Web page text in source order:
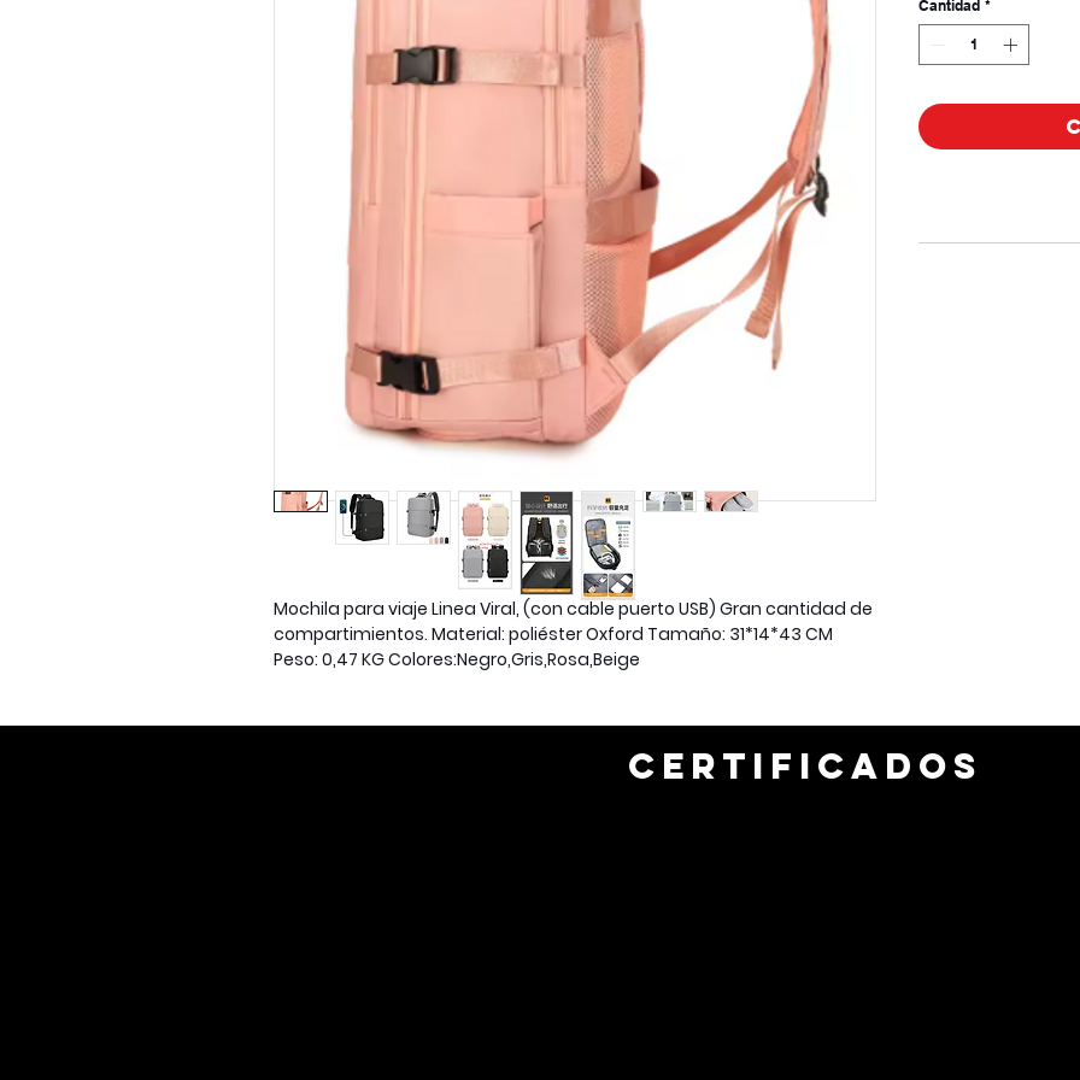
Mochila para viaje Linea Viral, (con cable puerto USB) Gran cantidad de
compartimientos. Material: poliéster Oxford Tamaño: 31*14*43 CM
Peso: 0,47 KG Colores:Negro,Gris,Rosa,Beige
Cantidad *
CERTIFICADOS